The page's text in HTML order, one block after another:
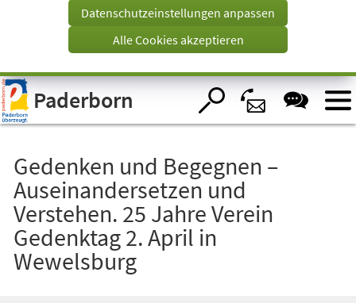
Visuelle
Assistenzsoftware
öffnen.
Tab)
Datenschutzeinstellungen anpassen
Alle Cookies akzeptieren
Paderborn
Gedenken und Begegnen –
Auseinandersetzen und
Verstehen. 25 Jahre Verein
Gedenktag 2. April in
Wewelsburg